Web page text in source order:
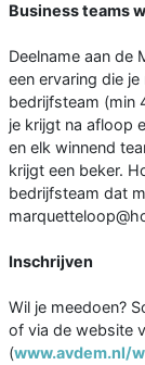
Business teams
Deelname aan de
een ervaring die
bedrijfsteam (min
je krijgt na afloop
en elk winnend
krijgt een beker.
bedrijfsteam dat
Inschrijven
Wil je meedoen?
of via de website
(www.avdem.nl/